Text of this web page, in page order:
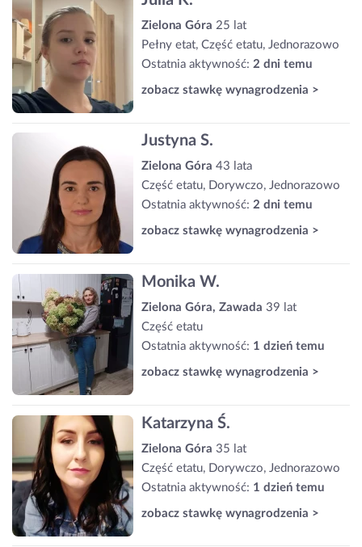
Zielona Góra 25 lat
Pełny etat, Część etatu, Jednorazowo
Ostatnia aktywność: 2 dni temu
zobacz stawkę wynagrodzenia >
Justyna S.
Zielona Góra 43 lata
Część etatu, Dorywczo, Jednorazowo
Ostatnia aktywność: 2 dni temu
zobacz stawkę wynagrodzenia >
Monika W.
Zielona Góra, Zawada 39 lat
Część etatu
Ostatnia aktywność: 1 dzień temu
zobacz stawkę wynagrodzenia >
Katarzyna Ś.
Zielona Góra 35 lat
Część etatu, Dorywczo, Jednorazowo
Ostatnia aktywność: 1 dzień temu
zobacz stawkę wynagrodzenia >